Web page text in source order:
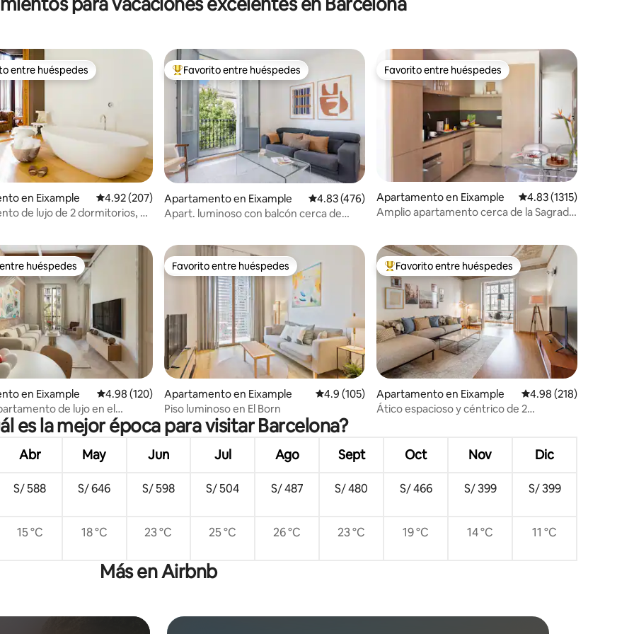
de 5, 403 reseñas
huéspedes preferido
entre huéspedes
en Eixample Calificación promedio: 4.92 de 5, 207 reseñas
4.92 (207)
de lujo de 2 dormitorios, 3
Favorito entre huéspedes preferido
Favorito entre huéspedes
Apartamento en Eixample Calificación promedio: 4.83 de 5, 476 reseñas
4.83 (476)
Apart. luminoso con balcón cerca de
Favorito entre huéspedes
Favorito entre huéspedes
Apartamento en Eixample Calificación promedio:
4.83 (1315)
Amplio apartamento cerca de la Sagrada
de 5, 110 reseñas
huéspedes
huéspedes
en Eixample Calificación promedio: 4.98 de 5, 120 reseñas
4.98 (120)
de lujo en el
Eixample
Favorito entre huéspedes
Favorito entre huéspedes
Apartamento en Eixample Calificación promedio: 4.9 de 5, 105 reseñas
4.9 (105)
Piso luminoso en El Born
Favorito entre huéspedes preferido
Favorito entre huéspedes
Apartamento en Eixample Calificación promedio:
4.98 (218)
Ático espacioso y céntrico de 2
es la mejor época para visitar Barcelona?
Abr May Jun Jul Ago Sept Oct Nov Dic
S/ 588 S/ 646 S/ 598 S/ 504 S/ 487 S/ 480 S/ 466 S/ 399 S/ 399
15 °C 18 °C 23 °C 25 °C 26 °C 23 °C 19 °C 14 °C 11 °C
Más en Airbnb